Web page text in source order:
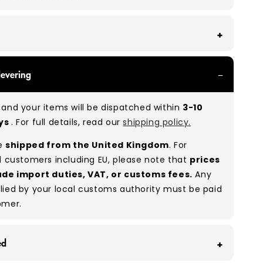
in great condition with minimal signs of wear.
used, they remain free of significant defects
shape overall.
As these are vintage/used garments, a small
may have minor flaws such as small
stains. While we carefully inspect all items, a
error is possible. Condition can vary slightly
your items will be dispatched within 3-10
. For full details, read ourshipping policy.
shipped from the United Kingdom. For
including EU, please note that prices
import duties, VAT, or customs fees. Any
by your local customs authority must be paid